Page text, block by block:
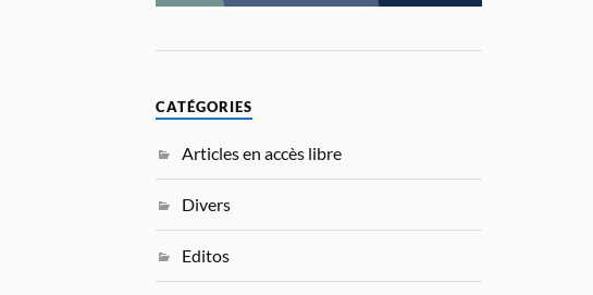
CATÉGORIES
Articles en accès libre
Divers
Editos